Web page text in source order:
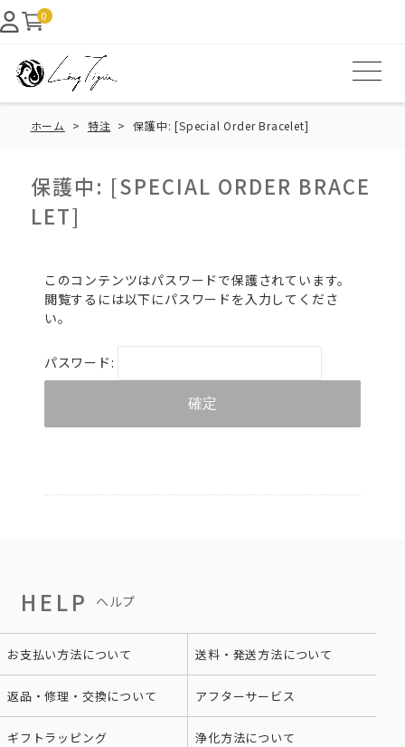
0
ホーム 特注 保護中: [Special Order Bracelet]
保護中: [SPECIAL ORDER BRACE
LET]
このコンテンツはパスワードで保護されています。
閲覧するには以下にパスワードを入力してくださ
い。
パスワード:
HELP ヘルプ
お支払い方法について 送料・発送方法について
返品・修理・交換について アフターサービス
ギフトラッピング 浄化方法について